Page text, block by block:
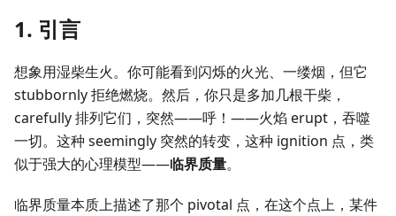
1. 引言
想象用湿柴生火。你可能看到闪烁的火光、一缕烟，但它
stubbornly 拒绝燃烧。然后，你只是多加几根干柴，
carefully 排列它们，突然——呼！——火焰 erupt，吞噬
一切。这种 seemingly 突然的转变，这种 ignition 点，类
似于强大的心理模型——临界质量。
临界质量本质上描述了那个 pivotal 点，在这个点上，某件